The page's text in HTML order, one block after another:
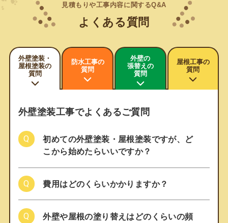
見積もりや工事内容に関するQ&A
よくある質問
外壁塗装・
屋根塗装の
質問
防水工事の
質問
外壁の
張替えの
質問
屋根工事の
質問
外壁塗装工事でよくあるご質問
初めての外壁塗装・屋根塗装ですが、ど
こから始めたらいいですか？
費用はどのくらいかかりますか？
外壁や屋根の塗り替えはどのくらいの頻